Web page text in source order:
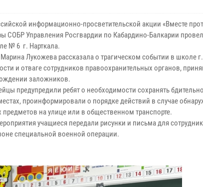
информационно-просветительской акции «Вместе
СОБР Управления Росгвардии по Кабардино-Балкарии
№ 6 г. Нарткала.
Лукожева рассказала о трагическом событии в школе
и отваге сотрудников правоохранительных органов,
заложников.
предупредили ребят о необходимости сохранять
проинформировали о порядке действий в случае
предметов на улице или в общественном транспорте.
учащиеся передали рисунки и письма для
специальной военной операции.